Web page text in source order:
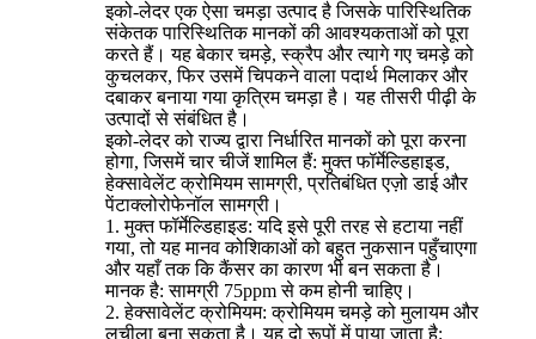
इको-लेदर एक ऐसा चमड़ा उत्पाद है जिसके पारिस्थितिक
संकेतक पारिस्थितिक मानकों की आवश्यकताओं को पूरा
करते हैं। यह बेकार चमड़े, स्क्रैप और त्यागे गए चमड़े को
कुचलकर, फिर उसमें चिपकने वाला पदार्थ मिलाकर और
दबाकर बनाया गया कृत्रिम चमड़ा है। यह तीसरी पीढ़ी के
उत्पादों से संबंधित है।
इको-लेदर को राज्य द्वारा निर्धारित मानकों को पूरा करना
होगा, जिसमें चार चीजें शामिल हैं: मुक्त फॉर्मेल्डिहाइड,
हेक्सावेलेंट क्रोमियम सामग्री, प्रतिबंधित एज़ो डाई और
पेंटाक्लोरोफेनॉल सामग्री।
1. मुक्त फॉर्मेल्डिहाइड: यदि इसे पूरी तरह से हटाया नहीं
गया, तो यह मानव कोशिकाओं को बहुत नुकसान पहुँचाएगा
और यहाँ तक कि कैंसर का कारण भी बन सकता है।
मानक है: सामग्री 75ppm से कम होनी चाहिए।
2. हेक्सावेलेंट क्रोमियम: क्रोमियम चमड़े को मुलायम और
लचीला बना सकता है। यह दो रूपों में पाया जाता है: